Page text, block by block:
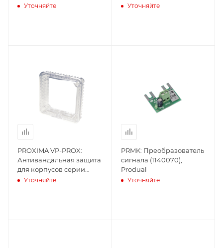
Уточняйте
Produal
Уточняйте
PROXIMA VP-PROX:
Антивандальная защита
для корпусов серии
(9000460), Produal
Уточняйте
PRMK: Преобразователь
сигнала (1140070),
Produal
Уточняйте